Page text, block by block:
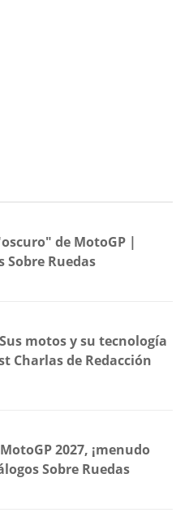
de MotoGP |
Sobre Ruedas
motos y su tecnología
Charlas de Redacción
2027, ¡menudo
Sobre Ruedas